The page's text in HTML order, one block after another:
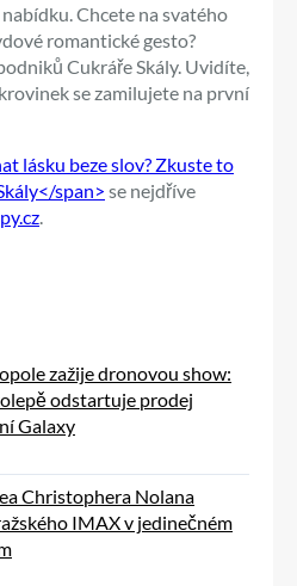
Chcete na svatého
romantické gesto?
Cukráře Skály. Uvidíte,
se zamilujete na první
lásku beze slov? Zkuste to
span> se nejdříve
.
zažije dronovou show:
odstartuje prodej
Galaxy
Christophera Nolana
IMAX v jedinečném